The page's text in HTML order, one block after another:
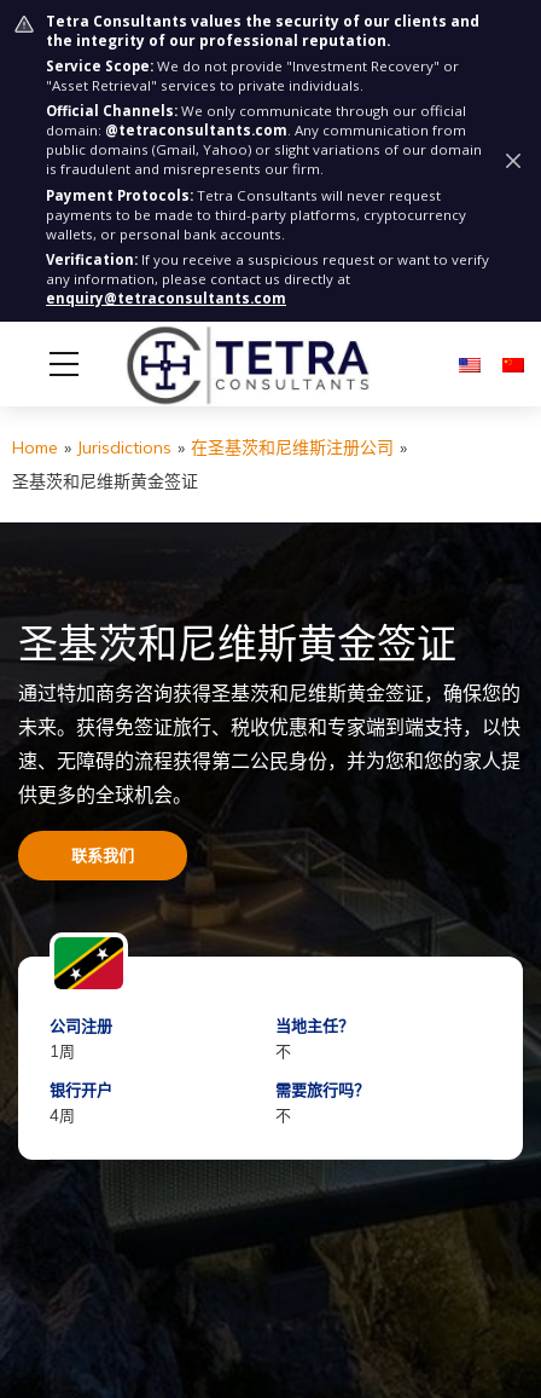
Tetra Consultants values the security of our clients and
the integrity of our professional reputation.
Service Scope: We do not provide "Investment Recovery" or
"Asset Retrieval" services to private individuals.
Official Channels: We only communicate through our official
domain: @tetraconsultants.com. Any communication from
public domains (Gmail, Yahoo) or slight variations of our domain
is fraudulent and misrepresents our firm.
Payment Protocols: Tetra Consultants will never request
payments to be made to third-party platforms, cryptocurrency
wallets, or personal bank accounts.
Verification: If you receive a suspicious request or want to verify
any information, please contact us directly at
enquiry@tetraconsultants.com
Home » Jurisdictions » 在圣基茨和尼维斯注册公司 »
圣基茨和尼维斯黄金签证
圣基茨和尼维斯黄金签证
通过特加商务咨询获得圣基茨和尼维斯黄金签证，确保您的
未来。获得免签证旅行、税收优惠和专家端到端支持，以快
速、无障碍的流程获得第二公民身份，并为您和您的家人提
供更多的全球机会。
联系我们
公司注册
1周
当地主任？
不
银行开户
4周
需要旅行吗？
不